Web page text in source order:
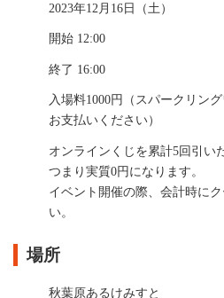
2023年12月16日（土）
開始 12:00
終了 16:00
入場料1000円（スパークリン
お支払いください）
オンラインくじを 累計5回引い
つまり実質0円になります。
イベント開催の際、会計時に
い。
場所
秋葉原あるけみすと